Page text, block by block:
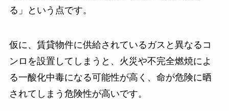
る」という点です。
仮に、賃貸物件に供給されているガスと異なるコ
ンロを設置してしまうと、火災や不完全燃焼によ
る一酸化中毒になる可能性が高く、命が危険に晒
されてしまう危険性が高いです。